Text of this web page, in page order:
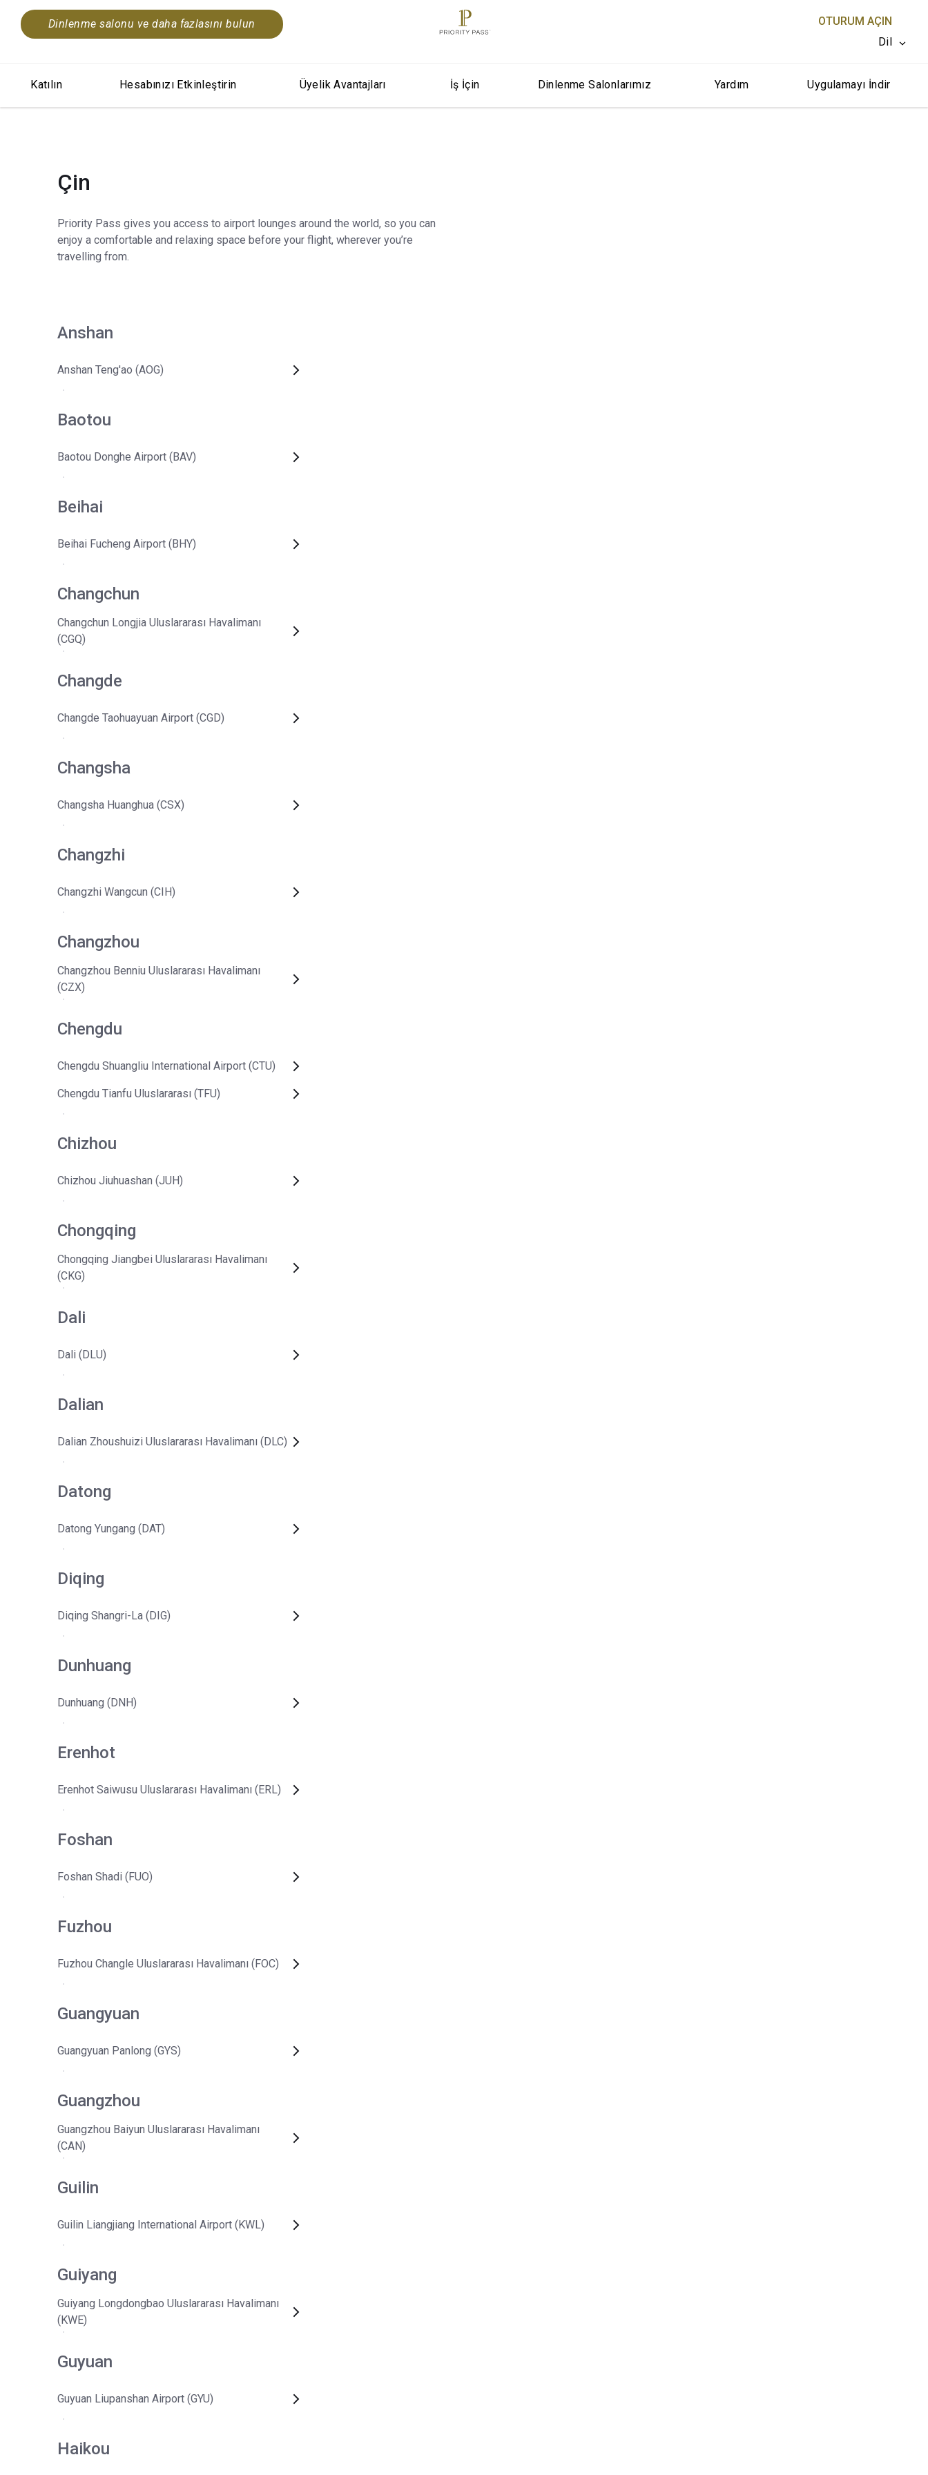
Dinlenme salonu ve daha fazlasını bulun
OTURUM AÇIN
Dil
KAPAT X
Katılın Hesabınızı Etkinleştirin Üyelik Avantajları İş İçin Dinlenme Salonlarımız Yardım Uygulamayı İndir
Çin
Priority Pass gives you access to airport lounges around the world, so you can
enjoy a comfortable and relaxing space before your flight, wherever you’re
travelling from.
Anshan
Anshan Teng'ao (AOG)
Baotou
Baotou Donghe Airport (BAV)
Beihai
Beihai Fucheng Airport (BHY)
Changchun
Changchun Longjia Uluslararası Havalimanı
(CGQ)
Changde
Changde Taohuayuan Airport (CGD)
Changsha
Changsha Huanghua (CSX)
Changzhi
Changzhi Wangcun (CIH)
Changzhou
Changzhou Benniu Uluslararası Havalimanı
(CZX)
Chengdu
Chengdu Shuangliu International Airport (CTU)
Chengdu Tianfu Uluslararası (TFU)
Chizhou
Chizhou Jiuhuashan (JUH)
Chongqing
Chongqing Jiangbei Uluslararası Havalimanı
(CKG)
Dali
Dali (DLU)
Dalian
Dalian Zhoushuizi Uluslararası Havalimanı (DLC)
Datong
Datong Yungang (DAT)
Diqing
Diqing Shangri-La (DIG)
Dunhuang
Dunhuang (DNH)
Erenhot
Erenhot Saiwusu Uluslararası Havalimanı (ERL)
Foshan
Foshan Shadi (FUO)
Fuzhou
Fuzhou Changle Uluslararası Havalimanı (FOC)
Guangyuan
Guangyuan Panlong (GYS)
Guangzhou
Guangzhou Baiyun Uluslararası Havalimanı
(CAN)
Guilin
Guilin Liangjiang International Airport (KWL)
Guiyang
Guiyang Longdongbao Uluslararası Havalimanı
(KWE)
Guyuan
Guyuan Liupanshan Airport (GYU)
Haikou